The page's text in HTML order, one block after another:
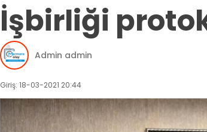
İşbirliği
Admin admin
Giriş: 18-03-2021 20:44